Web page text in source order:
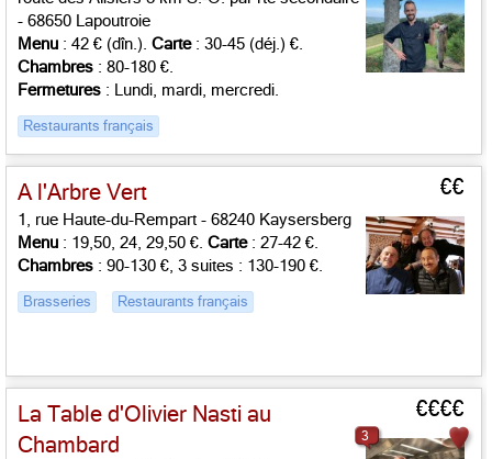
- 68650 Lapoutroie
Menu : 42 € (dîn.). Carte: 30-45 (déj.) €.
Chambres : 80-180 €.
Fermetures : Lundi, mardi, mercredi.
Restaurants français
A l'Arbre Vert €€
1, rue Haute-du-Rempart - 68240 Kaysersberg
Menu : 19,50, 24, 29,50 €. Carte: 27-42 €.
Chambres : 90-130 €, 3 suites : 130-190 €.
Brasseries Restaurants français
La Table d'Olivier Nasti au
Chambard
€€€€
3